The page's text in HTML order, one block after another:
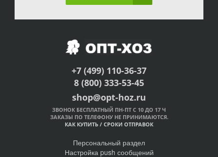
+7 (499) 110-36-37
8 (800) 333-53-45
shop@opt-hoz.ru
ЗВОНОК БЕСПЛАТНЫЙ ПН-ПТ С 10 ДО 17 Ч
ЗАКАЗЫ ПО ТЕЛЕФОНУ НЕ ПРИНИМАЮТСЯ.
КАК КУПИТЬ / СРОКИ ОТПРАВОК
Персональный раздел
Настройка push сообщений